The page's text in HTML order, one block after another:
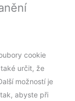
cookie
určit, že
možností je
abyste při